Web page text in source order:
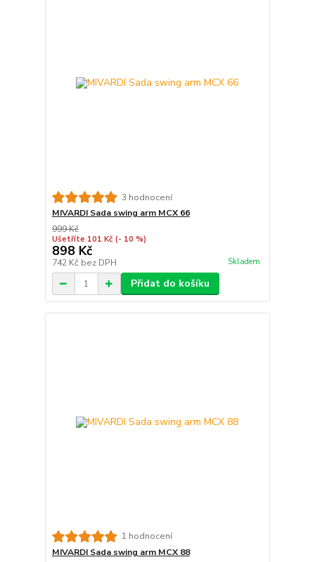
3 hodnocení
MIVARDI Sada swing arm MCX 66
999 Kč
Ušetříte 101 Kč (- 10 %)
898 Kč
742 Kč bez DPH Skladem
Přidat do košíku
1 hodnocení
MIVARDI Sada swing arm MCX 88